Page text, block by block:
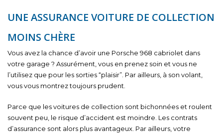
UNE ASSURANCE VOITURE DE COLLECTION
MOINS CHÈRE
Vous avez la chance d’avoir une Porsche 968 cabriolet dans
votre garage ? Assurément, vous en prenez soin et vous ne
l’utilisez que pour les sorties “plaisir”. Par ailleurs, à son volant,
vous vous montrez toujours prudent.
Parce que les voitures de collection sont bichonnées et roulent
souvent peu, le risque d’accident est moindre. Les contrats
d’assurance sont alors plus avantageux. Par ailleurs, votre